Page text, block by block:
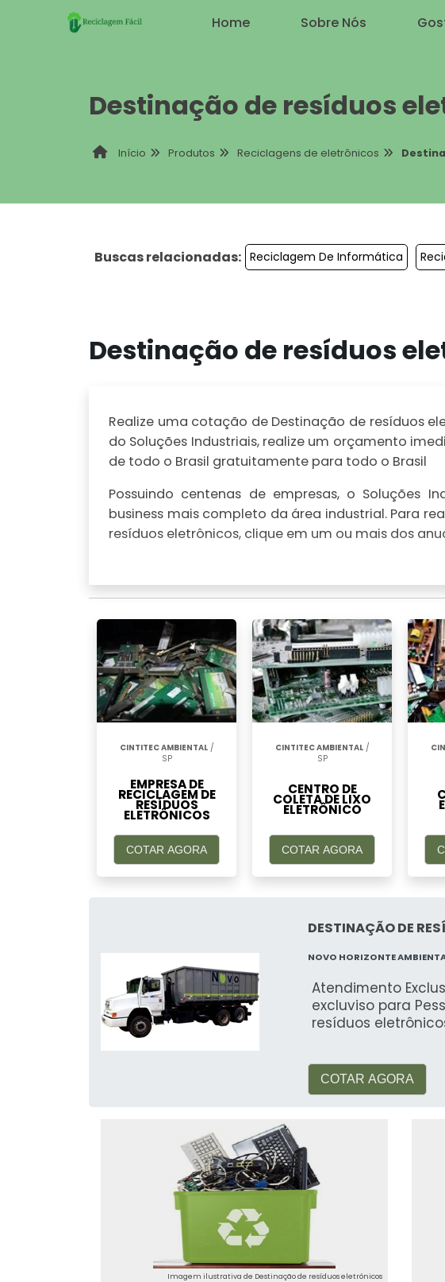
Home Sobre Nós
Destinação de resíduos
Início Produtos Reciclagens de eletrônicos
Buscas relacionadas: Reciclagem De Informática
Destinação de resíduos
Realize uma cotação de Destinação de resíduos
do Soluções Industriais, realize um orçamento
de todo o Brasil gratuitamente para todo o Brasil
Possuindo centenas de empresas, o Soluções
business mais completo da área industrial. Para
resíduos eletrônicos, clique em um ou mais dos
CINTITEC AMBIENTAL/
SP
EMPRESA DE
RECICLAGEM DE
RESÍDUOS
ELETRÔNICOS
COTAR AGORA
CINTITEC AMBIENTAL/
SP
CENTRO DE
COLETA DE LIXO
ELETRÔNICO
COTAR AGORA
DESTINAÇÃO DE
NOVO HORIZONTE
Atendimento
excluviso para
resíduos
COTAR AGORA
Imagem ilustrativa de Destinação de resíduos eletrônicos